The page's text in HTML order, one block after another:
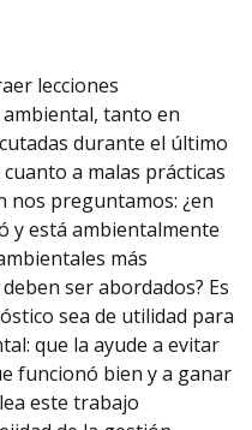
lecciones
tanto en
durante el último
a malas prácticas
nos preguntamos: ¿en
y está ambientalmente
más
ser abordados? Es
sea de utilidad para
que la ayude a evitar
funcionó bien y a ganar
este trabajo